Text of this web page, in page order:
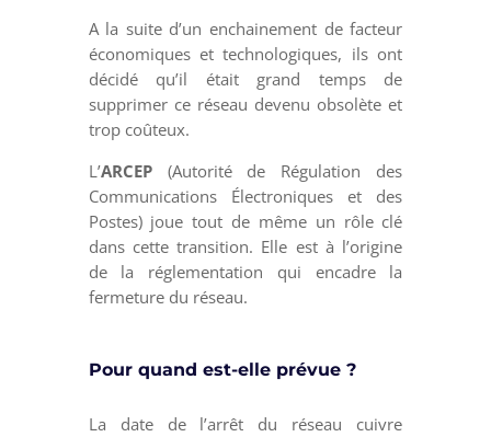
A la suite d’un enchainement de facteur
économiques et technologiques, ils ont
décidé qu’il était grand temps de
supprimer ce réseau devenu obsolète et
trop coûteux.
L’ARCEP(Autorité de Régulation des
Communications Électroniques et des
Postes) joue tout de même un rôle clé
dans cette transition. Elle est à l’origine
de la réglementation qui encadre la
fermeture du réseau.
Pour quand est-elle prévue ?
La date de l’arrêt du réseau cuivre